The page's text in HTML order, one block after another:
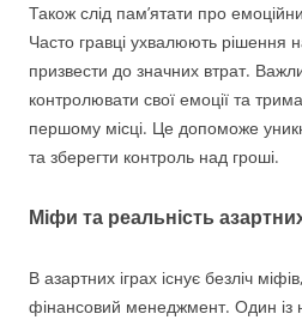
Також слід пам’ятати про
Часто гравці ухвалюють рішення
призвести до значних втрат.
контролювати свої емоції та
першому місці. Це допоможе
та зберегти контроль над гроші.
Міфи та реальність
В азартних іграх існує безліч
фінансовий менеджмент. Один із